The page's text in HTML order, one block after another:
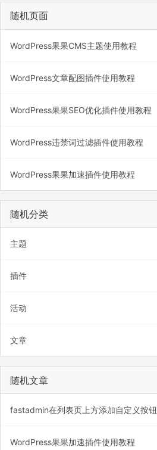
随机页面
WordPress果果CMS主题使用教程
WordPress文章配图插件使用教程
WordPress果果SEO优化插件使用教程
WordPress违禁词过滤插件使用教程
WordPress果果加速插件使用教程
随机分类
主题
插件
活动
文章
随机文章
fastadmin在列表页上方添加自定义按钮
WordPress果果加速插件使用教程